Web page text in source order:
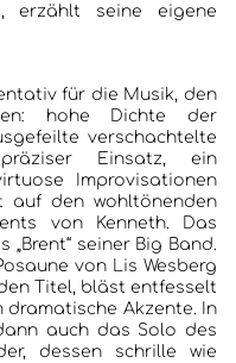
erzählt seine eigene
für die Musik, den
hohe Dichte der
verschachtelte
Einsatz, ein
Improvisationen
auf den wohltönenden
von Kenneth. Das
seiner Big Band.
von Lis Wesberg
Titel, bläst entfesselt
dramatische Akzente. In
auch das Solo des
dessen schrille wie